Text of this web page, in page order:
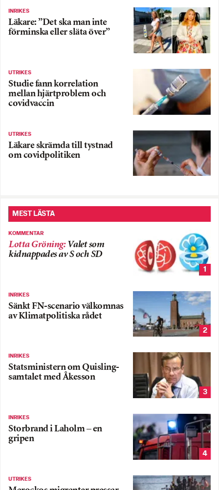
INRIKES
Läkare: ”Det ska man inte
förminska eller släta över”
UTRIKES
Studie fann korrelation
mellan hjärtproblem och
covidvaccin
UTRIKES
Läkare skrämda till tystnad
om covidpolitiken
MEST LÄSTA
KOMMENTAR
Lotta Gröning: Valet som
kidnappades av S och SD
1
INRIKES
Sänkt FN-scenario välkomnas
av Klimatpolitiska rådet
2
INRIKES
Statsministern om Quisling-
samtalet med Åkesson
3
INRIKES
Storbrand i Laholm – en
gripen
4
UTRIKES